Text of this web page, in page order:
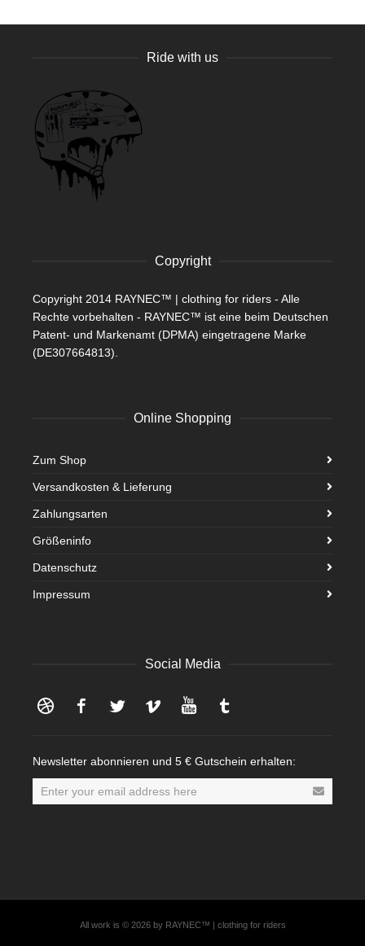
Ride with us
Copyright
Copyright 2014 RAYNEC™ | clothing for riders - Alle
Rechte vorbehalten - RAYNEC™ ist eine beim Deutschen
Patent- und Markenamt (DPMA) eingetragene Marke
(DE307664813).
Online Shopping
Zum Shop
Versandkosten & Lieferung
Zahlungsarten
Größeninfo
Datenschutz
Impressum
Social Media
Dribbble FacebookTwitter Vimeo YouTube
Newsletter abonnieren und 5 € Gutschein erhalten:
All work is © 2026 by RAYNEC™ | clothing for riders